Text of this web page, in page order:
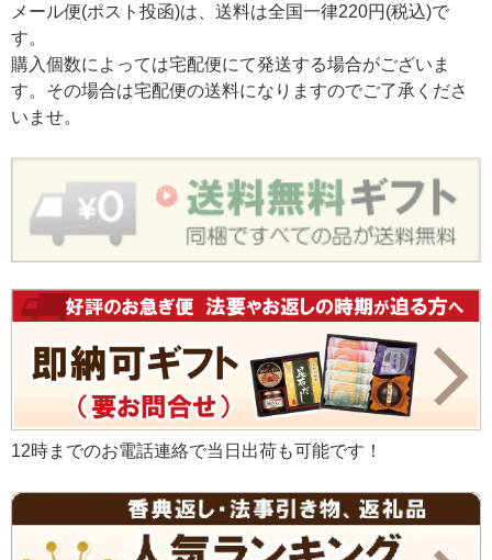
メール便(ポスト投函)は、送料は全国一律220円(税込)で
す。
購入個数によっては宅配便にて発送する場合がございま
す。その場合は宅配便の送料になりますのでご了承くださ
いませ。
12時までのお電話連絡で当日出荷も可能です！